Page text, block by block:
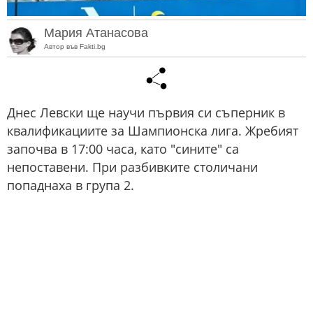
Мария Атанасова
Автор във Fakti.bg
Днес Левски ще научи първия си съперник в
квалификациите за Шампионска лига. Жребият
започва в 17:00 часа, като "сините" са
непоставени. При разбивките столичани
попаднаха в група 2.